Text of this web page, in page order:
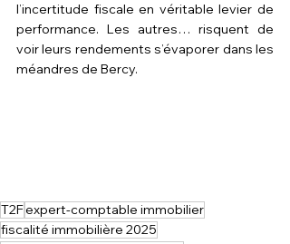
l’incertitude fiscale en véritable levier de
performance. Les autres… risquent de
voir leurs rendements s’évaporer dans les
méandres de Bercy.
T2Fexpert-comptable immobilier
fiscalité immobilière 2025